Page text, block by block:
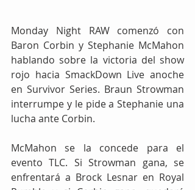
Monday Night RAW comenzó con
Baron Corbin y Stephanie McMahon
hablando sobre la victoria del show
rojo hacia SmackDown Live anoche
en Survivor Series. Braun Strowman
interrumpe y le pide a Stephanie una
lucha ante Corbin.
McMahon se la concede para el
evento TLC. Si Strowman gana, se
enfrentará a Brock Lesnar en Royal